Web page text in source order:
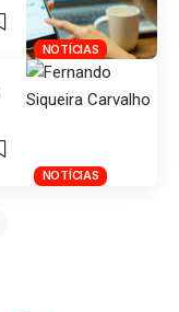
NOTÍCIAS
NOTÍCIAS